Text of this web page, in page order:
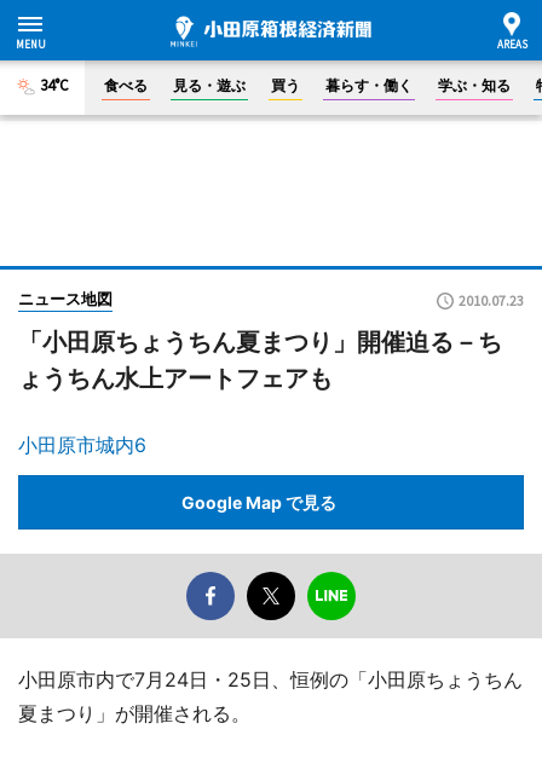
34°C 食べる 見る・遊ぶ 買う 暮らす・働く 学ぶ・知る
ニュース地図 2010.07.23
「小田原ちょうちん夏まつり」開催迫る－ち
ょうちん水上アートフェアも
小田原市城内6
Google Map で見る
小田原市内で7月24日・25日、恒例の「小田原ちょうちん
夏まつり」が開催される。